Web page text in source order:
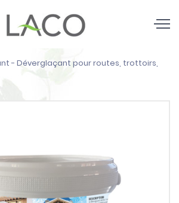
- Déverglaçant pour routes, trottoirs,